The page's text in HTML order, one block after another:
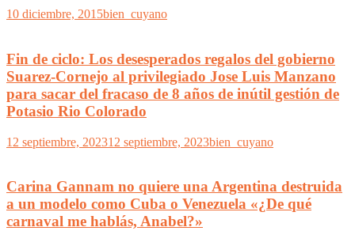
10 diciembre, 2015bien_cuyano
Fin de ciclo: Los desesperados regalos del gobierno
Suarez-Cornejo al privilegiado Jose Luis Manzano
para sacar del fracaso de 8 años de inútil gestión de
Potasio Rio Colorado
12 septiembre, 202312 septiembre, 2023bien_cuyano
Carina Gannam no quiere una Argentina destruida
a un modelo como Cuba o Venezuela «¿De qué
carnaval me hablás, Anabel?»